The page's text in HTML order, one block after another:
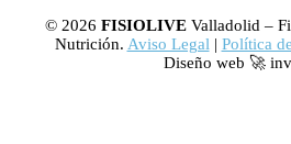
© 2026 FISIOLIVEValladolid –
Nutrición. Aviso Legal | Política
Diseño web 🚀